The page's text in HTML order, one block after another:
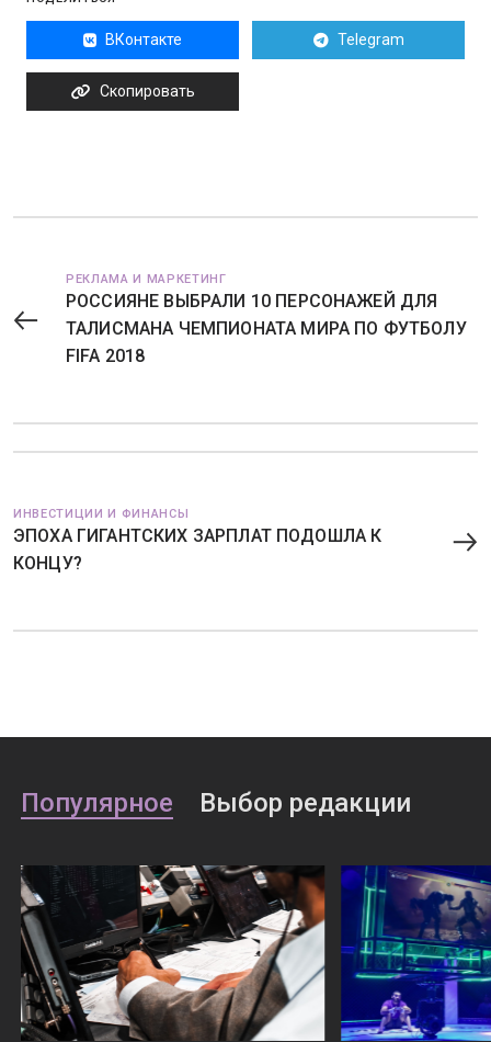
ВКонтакте Telegram
Скопировать
РЕКЛАМА И МАРКЕТИНГ
РОССИЯНЕ ВЫБРАЛИ 10 ПЕРСОНАЖЕЙ ДЛЯ
ТАЛИСМАНА ЧЕМПИОНАТА МИРА ПО ФУТБОЛУ
FIFA 2018
ИНВЕСТИЦИИ И ФИНАНСЫ
ЭПОХА ГИГАНТСКИХ ЗАРПЛАТ ПОДОШЛА К
КОНЦУ?
Популярное Выбор редакции